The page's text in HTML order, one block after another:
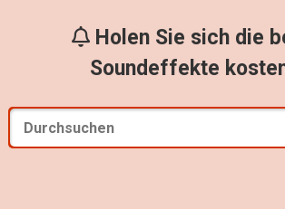
Holen Sie sich die
Soundeffekte